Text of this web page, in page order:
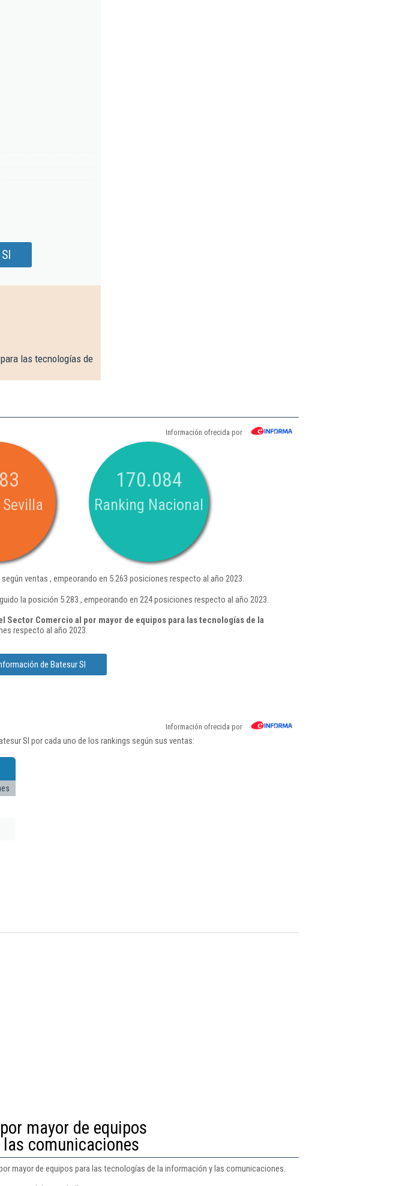
las tecnologías de
Información ofrecida por
170.084
Ranking Nacional
según ventas , empeorando en 5.263 posiciones respecto al año 2023.
la posición 5.283 , empeorando en 224 posiciones respecto al año 2023.
Sector Comercio al por mayor de equipos para las tecnologías de la
respecto al año 2023.
de Batesur Sl
Información ofrecida por
Sl por cada uno de los rankings según sus ventas:
mayor de equipos
comunicaciones
mayor de equipos para las tecnologías de la información y las comunicaciones.